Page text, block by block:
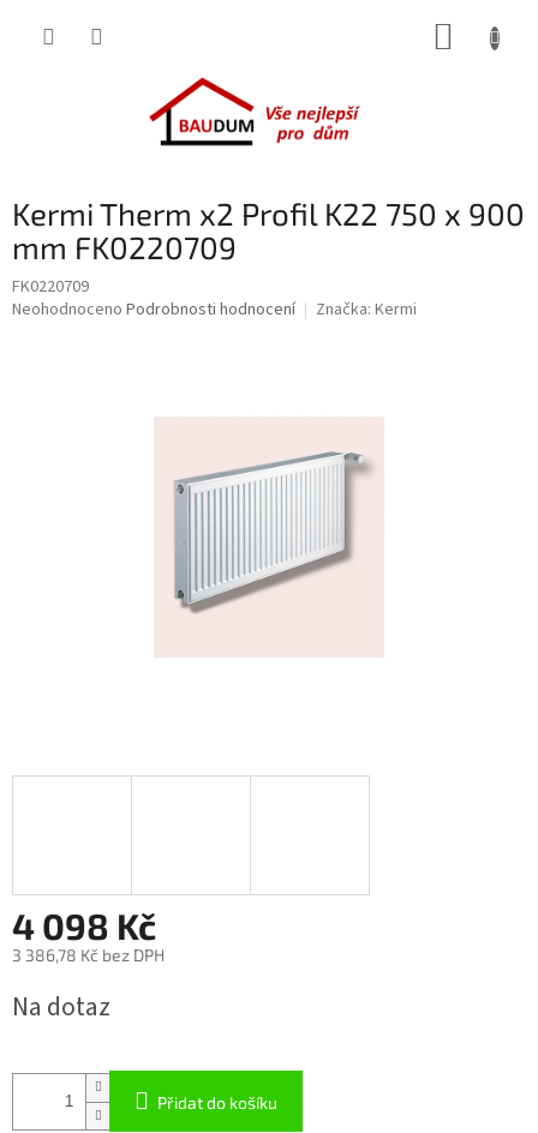
Kermi Therm x2 Profil K22 750 x 900
mm FK0220709
FK0220709
Průměrné
Neohodnoceno Podrobnosti hodnocení Značka: Kermi
4 098 Kč
3 386,78 Kč bez DPH
cena:
Na dotaz
Přidat do košíku